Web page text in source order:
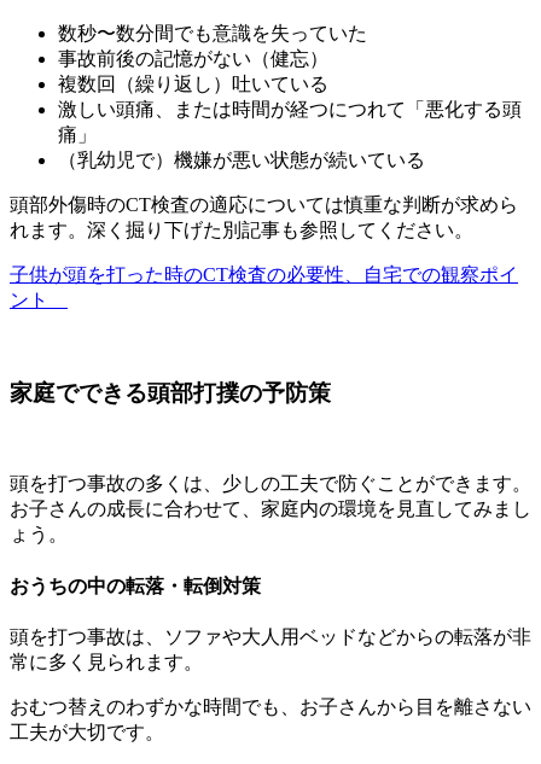
数秒〜数分間でも意識を失っていた
事故前後の記憶がない（健忘）
複数回（繰り返し）吐いている
激しい頭痛 、または時間が経つにつれて「悪化する頭
痛」
（乳幼児で）機嫌が悪い状態が続いている
頭部外傷時のCT検査の適応については慎重な判断が求めら
れます。深く掘り下げた別記事も参照してください。
子供が頭を打った時のCT検査の必要性、自宅での観察ポイ
ント
家庭でできる頭部打撲の予防策
頭を打つ事故の多くは、少しの工夫で防ぐことができます。
お子さんの成長に合わせて、家庭内の環境を見直してみまし
ょう。
おうちの中の転落・転倒対策
頭を打つ事故は、ソファや大人用ベッドなどからの転落が非
常に多く見られます。
おむつ替えのわずかな時間でも、お子さんから目を離さない
工夫が大切です。